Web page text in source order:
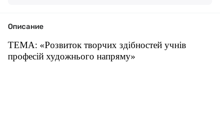
Описание
ТЕМА: «Розвиток творчих здібностей учнів
професій художнього напряму»